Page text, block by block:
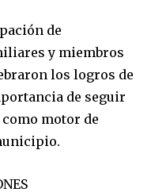
de
y miembros
los logros de
de seguir
motor de